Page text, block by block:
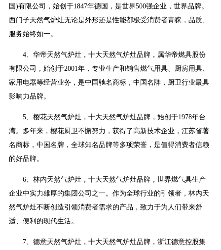
国)有限公司，始创于1847年德国，是世界500强企业，世界品牌。
西门子天然气炉灶无论是外形还是性能都极受消费者青睐，品质、
服务始终如一。
4、华帝天然气炉灶，十大天然气炉灶品牌，属华帝燃具股份
有限公司，始创于2001年，专业生产和销售燃气用具、厨房用具、
家用电器等经营业务，是中国驰名商标，中国名牌，厨卫行业最具
影响力品牌。
5、樱花天然气炉灶，十大天然气炉灶品牌，始创于1978年台
湾。多年来，樱花厨卫不懈努力，获得了高新技术企业，江苏省著
名商标，中国名牌，全球知名品牌等多项荣誉，是值得消费者信赖
的好品牌。
6、林内天然气炉灶，十大天然气炉灶品牌，世界燃气具生产
企业中实力雄厚的集团公司之一。作为全球行业的引领者，林内天
然气炉灶不断创造引领消费者需求的产品，致力于为人们带来舒
适、便利的现代生活。
7、德意天然气炉灶，十大天然气炉灶品牌，浙江德意控股集